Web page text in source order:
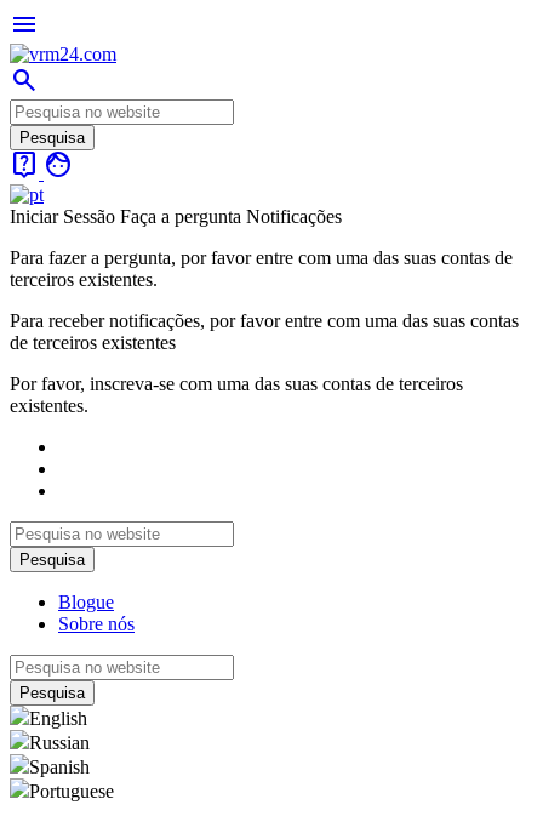
menu
search
live_help face
Iniciar Sessão Faça a pergunta Notificações
Para fazer a pergunta, por favor entre com uma das suas contas de
terceiros existentes.
Para receber notificações, por favor entre com uma das suas contas
de terceiros existentes
Por favor, inscreva-se com uma das suas contas de terceiros
existentes.
Blogue
Sobre nós
English
Russian
Spanish
Portuguese